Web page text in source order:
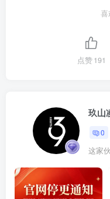
喜
点赞191
玖山
0
这家